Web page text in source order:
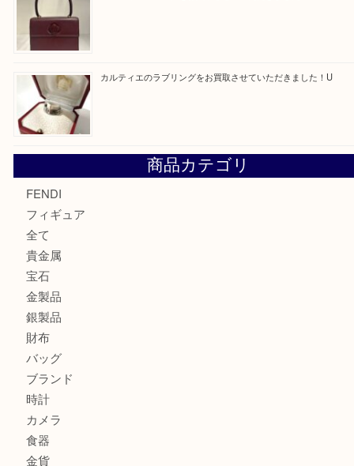
エルメス トートバッグ フールトゥのご紹介です！U